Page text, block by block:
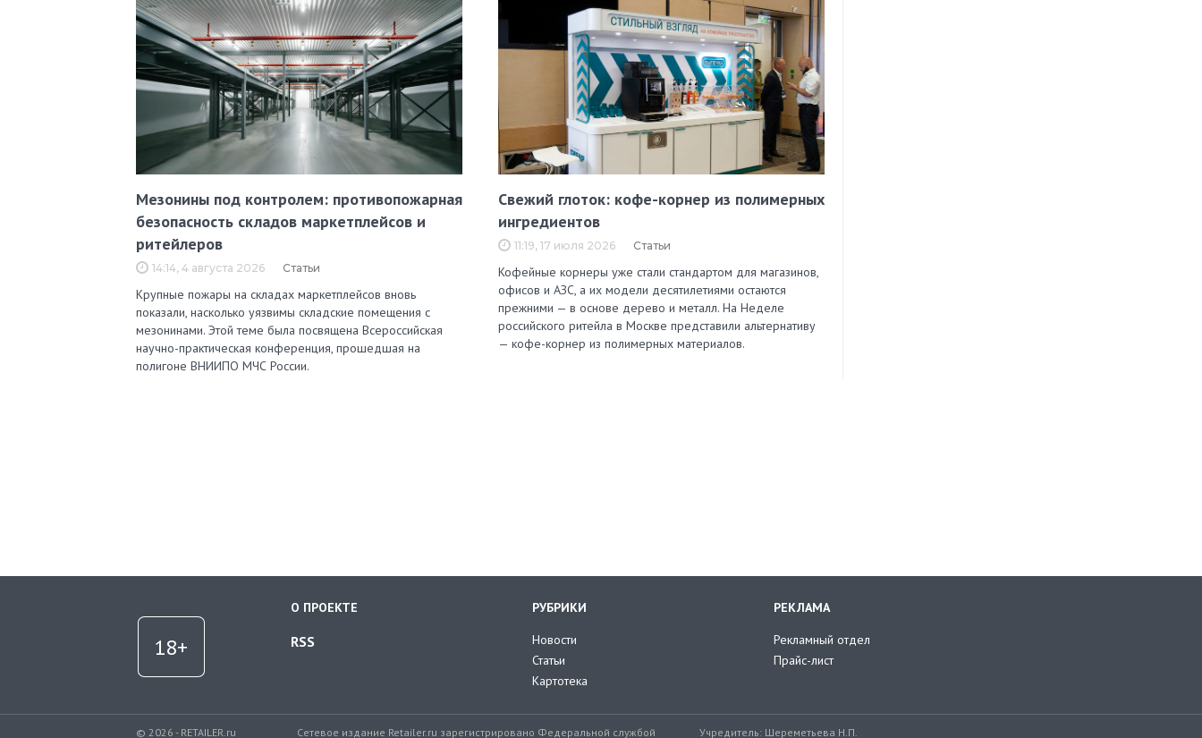
Мезонины под контролем: противопожарная
безопасность складов маркетплейсов и
ритейлеров
14:14, 4 августа 2026 Статьи
Крупные пожары на складах маркетплейсов вновь
показали, насколько уязвимы складские помещения с
мезонинами. Этой теме была посвящена Всероссийская
научно-практическая конференция, прошедшая на
полигоне ВНИИПО МЧС России.
Свежий глоток: кофе-корнер из полимерных
ингредиентов
11:19, 17 июля 2026 Статьи
Кофейные корнеры уже стали стандартом для магазинов,
офисов и АЗС, а их модели десятилетиями остаются
прежними — в основе дерево и металл. На Неделе
российского ритейла в Москве представили альтернативу
— кофе-корнер из полимерных материалов.
О ПРОЕКТЕ
RSS
РУБРИКИ
Новости
Статьи
Картотека
РЕКЛАМА
Рекламный отдел
Прайс-лист
© 2026 - RETAILER.ru Сетевое издание Retailer.ru зарегистрировано Федеральной службой Учредитель: Шереметьева Н.П.